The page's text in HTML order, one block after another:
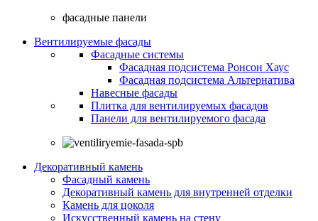
фасадные панели
Вентилируемые фасады
Фасадные системы
Фасадная подсистема Ронсон Хаус
Фасадная подсистема Альтернатива
Навесные фасады
Плитка для вентилируемых фасадов
Панели для вентилируемого фасада
Декоративный камень
Фасадный камень
Декоративный камень для внутренней отделки
Камень для цоколя
Искусственный камень на стену